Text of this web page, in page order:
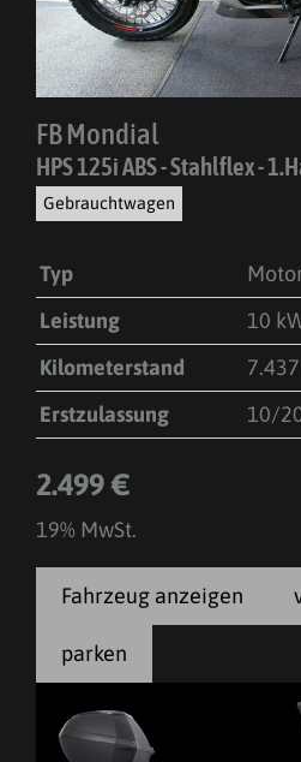
FB Mondial
HPS 125i ABS - Stahlflex -
Gebrauchtwagen
Typ
Leistung
10
Kilometerstand
Erstzulassung
10/
2.499 €
19% MwSt.
Fahrzeug anzeigen
parken